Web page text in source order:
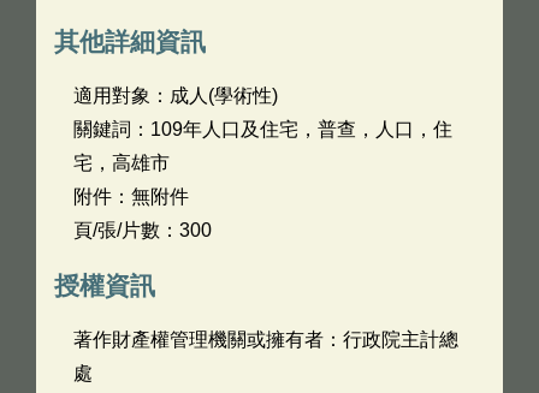
其他詳細資訊
適用對象：成人(學術性)
關鍵詞：109年人口及住宅，普查，人口，住
宅，高雄市
附件：無附件
頁/張/片數：300
授權資訊
著作財產權管理機關或擁有者：行政院主計總
處